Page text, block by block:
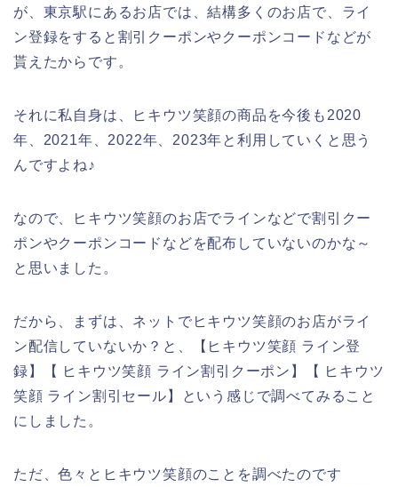
が、東京駅にあるお店では、結構多くのお店で、ライ
ン登録をすると割引クーポンやクーポンコードなどが
貰えたからです。
それに私自身は、ヒキウツ笑顔の商品を今後も2020
年、2021年、2022年、2023年と利用していくと思う
んですよね♪
なので、ヒキウツ笑顔のお店でラインなどで割引クー
ポンやクーポンコードなどを配布していないのかな～
と思いました。
だから、まずは、ネットでヒキウツ笑顔のお店がライ
ン配信していないか？と、【ヒキウツ笑顔 ライン登
録】【 ヒキウツ笑顔 ライン割引クーポン】【 ヒキウツ
笑顔 ライン割引セール】という感じで調べてみること
にしました。
ただ、色々とヒキウツ笑顔のことを調べたのです